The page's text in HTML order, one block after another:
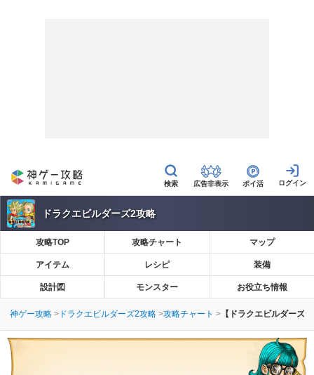
広告非表示 ポイ活
ドラクエビルダーズ2攻略
攻略TOP 攻略チャート マップ
アイテム レシピ 装備
設計図 モンスター お役立ち情報
神ゲー攻略 ドラクエビルダーズ2攻略 攻略チャート 【ドラクエビルダーズ